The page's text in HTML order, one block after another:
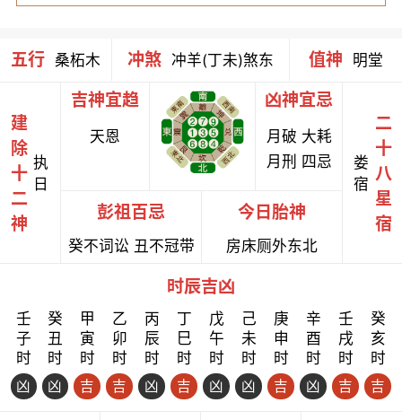
五行 桑柘木 冲煞 冲羊(丁未)煞东 值神 明堂
建
除
十
二
神
执
日
吉神宜趋
天恩
凶神宜忌
月破 大耗
月刑 四忌
彭祖百忌
癸不词讼 丑不冠带
今日胎神
房床厕外东北
娄
宿
二
十
八
星
宿
时辰吉凶
壬
子
时
凶
癸
丑
时
凶
甲
寅
时
吉
乙
卯
时
吉
丙
辰
时
凶
丁
巳
时
吉
戊
午
时
凶
己
未
时
凶
庚
申
时
吉
辛
酉
时
凶
壬
戌
时
吉
癸
亥
时
吉